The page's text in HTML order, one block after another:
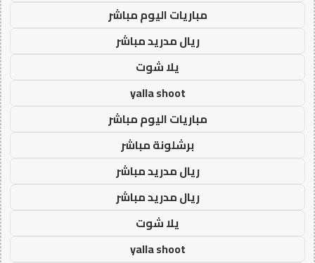
مباريات اليوم مباشر
ريال مدريد مباشر
يلا شوت
yalla shoot
مباريات اليوم مباشر
برشلونة مباشر
ريال مدريد مباشر
ريال مدريد مباشر
يلا شوت
yalla shoot